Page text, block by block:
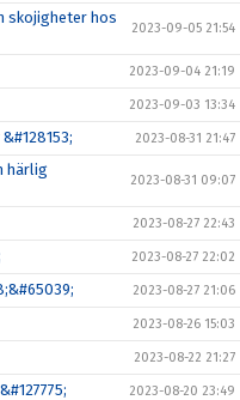
skojigheter hos
2023-09-05 21:54
2023-09-04 21:19
2023-09-03 13:34
2023-08-31 21:47
härlig
2023-08-31 09:07
2023-08-27 22:43
2023-08-27 22:02
2023-08-27 21:06
2023-08-26 15:03
2023-08-22 21:27
2023-08-20 23:49